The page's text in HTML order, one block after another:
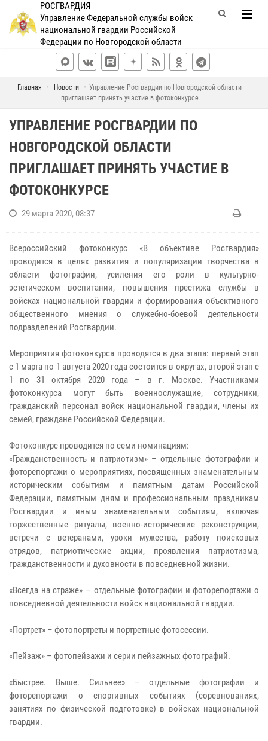
РОСГВАРДИЯ
Управление Федеральной службы войск
национальной гвардии Российской
Федерации по Новгородской области
Главная Новости
Управление Росгвардии по Новгородской области
приглашает принять участие в фотоконкурсе
УПРАВЛЕНИЕ РОСГВАРДИИ ПО
НОВГОРОДСКОЙ ОБЛАСТИ
ПРИГЛАШАЕТ ПРИНЯТЬ УЧАСТИЕ В
ФОТОКОНКУРСЕ
29 марта 2020, 08:37
Всероссийский фотоконкурс «В объективе Росгвардия»
проводится в целях развития и популяризации творчества в
области фотографии, усиления его роли в культурно-
эстетическом воспитании, повышения престижа службы в
войсках национальной гвардии и формирования объективного
общественного мнения о служебно-боевой деятельности
подразделений Росгвардии.
Мероприятия фотоконкурса проводятся в два этапа: первый этап
с 1 марта по 1 августа 2020 года состоится в округах, второй этап с
1 по 31 октября 2020 года – в г. Москве. Участниками
фотоконкурса могут быть военнослужащие, сотрудники,
гражданский персонал войск национальной гвардии, члены их
семей, граждане Российской Федерации.
Фотоконкурс проводится по семи номинациям:
«Гражданственность и патриотизм» – отдельные фотографии и
фоторепортажи о мероприятиях, посвященных знаменательным
историческим событиям и памятным датам Российской
Федерации, памятным дням и профессиональным праздникам
Росгвардии и иным знаменательным событиям, включая
торжественные ритуалы, военно-исторические реконструкции,
встречи с ветеранами, уроки мужества, работу поисковых
отрядов, патриотические акции, проявления патриотизма,
гражданственности и духовности в повседневной жизни.
«Всегда на страже» – отдельные фотографии и фоторепортажи о
повседневной деятельности войск национальной гвардии.
«Портрет» – фотопортреты и портретные фотосессии.
«Пейзаж» – фотопейзажи и серии пейзажных фотографий.
«Быстрее. Выше. Сильнее» – отдельные фотографии и
фоторепортажи о спортивных событиях (соревнованиях,
занятиях по физической подготовке) в войсках национальной
гвардии.